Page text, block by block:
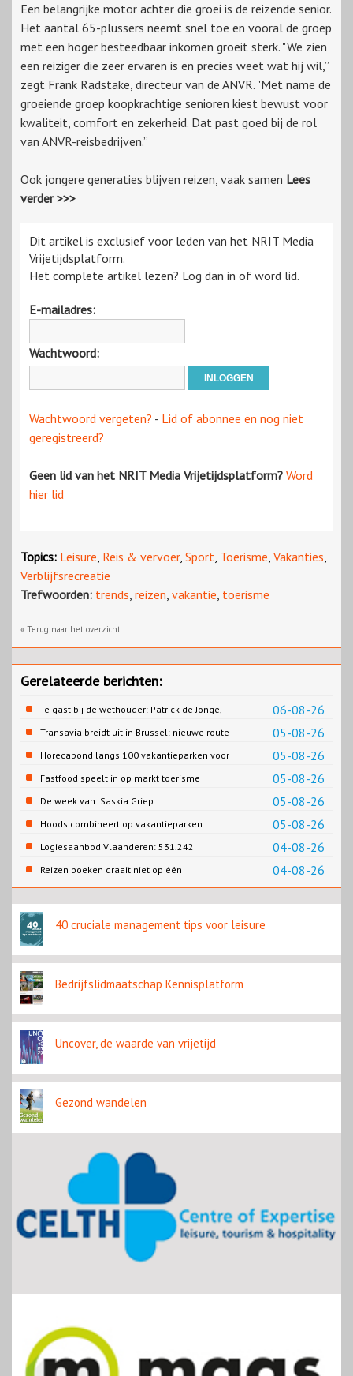
Een belangrijke motor achter die groei is de reizende senior.
Het aantal 65-plussers neemt snel toe en vooral de groep
met een hoger besteedbaar inkomen groeit sterk. "We zien
een reiziger die zeer ervaren is en precies weet wat hij wil,”
zegt Frank Radstake, directeur van de ANVR. "Met name de
groeiende groep koopkrachtige senioren kiest bewust voor
kwaliteit, comfort en zekerheid. Dat past goed bij de rol
van ANVR-reisbedrijven.”
Ook jongere generaties blijven reizen, vaak samen Lees
verder >>>
Dit artikel is exclusief voor leden van het NRIT Media
Vrijetijdsplatform.
Het complete artikel lezen? Log dan in of word lid.
E-mailadres:
Wachtwoord:
Wachtwoord vergeten? - Lid of abonnee en nog niet
geregistreerd?
Geen lid van het NRIT Media Vrijetijdsplatform? Word
hier lid
Topics: Leisure, Reis & vervoer, Sport, Toerisme, Vakanties,
Verblijfsrecreatie
Trefwoorden: trends, reizen, vakantie, toerisme
« Terug naar het overzicht
Gerelateerde berichten:
06-08-26
Te gast bij de wethouder: Patrick de Jonge,
Gemeente Emmen
05-08-26
Transavia breidt uit in Brussel: nieuwe route
naar Porto
05-08-26
Horecabond langs 100 vakantieparken voor
Cao-recreatie
05-08-26
Fastfood speelt in op markt toerisme
05-08-26
De week van: Saskia Griep
05-08-26
Hoods combineert op vakantieparken
recreatie en wonen
04-08-26
Logiesaanbod Vlaanderen: 531.242
slaapplaatsen
04-08-26
Reizen boeken draait niet op één
contentbron
40 cruciale management tips voor leisure
Bedrijfslidmaatschap Kennisplatform
Uncover, de waarde van vrijetijd
Gezond wandelen